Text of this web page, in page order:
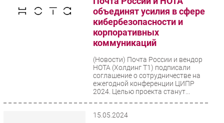
объединят усилия в сфере
кибербезопасности и
корпоративных
коммуникаций
(Новости) Почта России и вендор
НОТА (Холдинг Т1) подписали
соглашение о сотрудничестве на
ежегодной конференции ЦИПР
2024. Целью проекта станут...
15.05.2024